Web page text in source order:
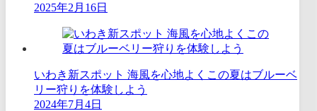
2025年2月16日
いわき新スポット 海風を心地よくこの夏はブルーベ
リー狩りを体験しよう
2024年7月4日